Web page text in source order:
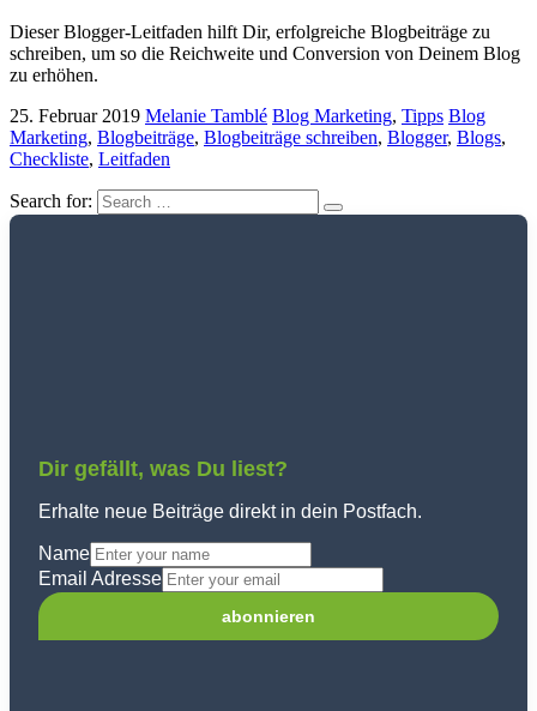
Dieser Blogger-Leitfaden hilft Dir, erfolgreiche Blogbeiträge zu
schreiben, um so die Reichweite und Conversion von Deinem Blog
zu erhöhen.
25. Februar 2019 Melanie Tamblé Blog Marketing, Tipps Blog
Marketing, Blogbeiträge, Blogbeiträge schreiben, Blogger, Blogs,
Checkliste, Leitfaden
Search for:
Dir gefällt, was Du liest?
Erhalte neue Beiträge direkt in dein Postfach.
Name
Email Adresse